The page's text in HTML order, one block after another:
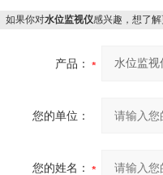
如果你对水位监视仪感兴趣，想了
产品：
您的单位：
您的姓名：